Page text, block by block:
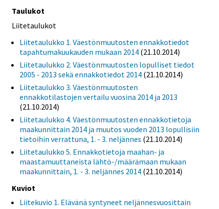
Taulukot
Liitetaulukot
Liitetaulukko 1. Väestönmuutosten ennakkotiedot
tapahtumakuukauden mukaan 2014 (21.10.2014)
Liitetaulukko 2. Väestönmuutosten lopulliset tiedot
2005 - 2013 sekä ennakkotiedot 2014 (21.10.2014)
Liitetaulukko 3. Väestönmuutosten
ennakkotilastojen vertailu vuosina 2014 ja 2013
(21.10.2014)
Liitetaulukko 4. Väestönmuutosten ennakkotietoja
maakunnittain 2014 ja muutos vuoden 2013 lopullisiin
tietoihin verrattuna, 1. - 3. neljännes (21.10.2014)
Liitetaulukko 5. Ennakkotietoja maahan- ja
maastamuuttaneista lähtö-/määrämaan mukaan
maakunnittain, 1. - 3. neljännes 2014 (21.10.2014)
Kuviot
Liitekuvio 1. Elävänä syntyneet neljännesvuosittain